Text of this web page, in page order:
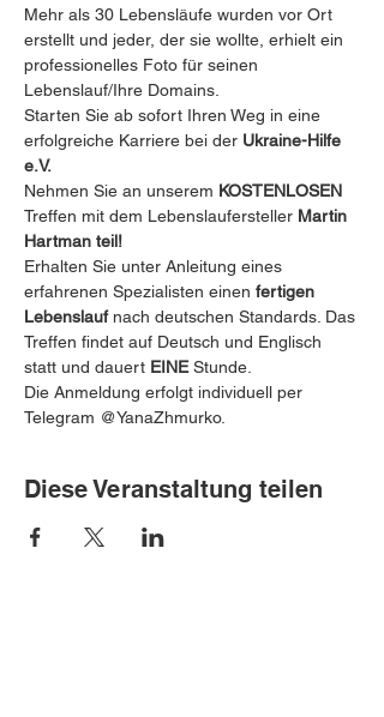
Mehr als 30 Lebensläufe wurden vor Ort
erstellt und jeder, der sie wollte, erhielt ein
professionelles Foto für seinen
Lebenslauf/Ihre Domains.
Starten Sie ab sofort Ihren Weg in eine
erfolgreiche Karriere bei der Ukraine-Hilfe
e.V.
Nehmen Sie an unserem KOSTENLOSEN
Treffen mit dem Lebenslaufersteller Martin
Hartman teil!
Erhalten Sie unter Anleitung eines
erfahrenen Spezialisten einen fertigen
Lebenslauf nach deutschen Standards. ️Das
Treffen findet auf Deutsch und Englisch
statt und dauert EINE Stunde.
Die Anmeldung erfolgt individuell per
Telegram @YanaZhmurko.
Diese Veranstaltung teilen